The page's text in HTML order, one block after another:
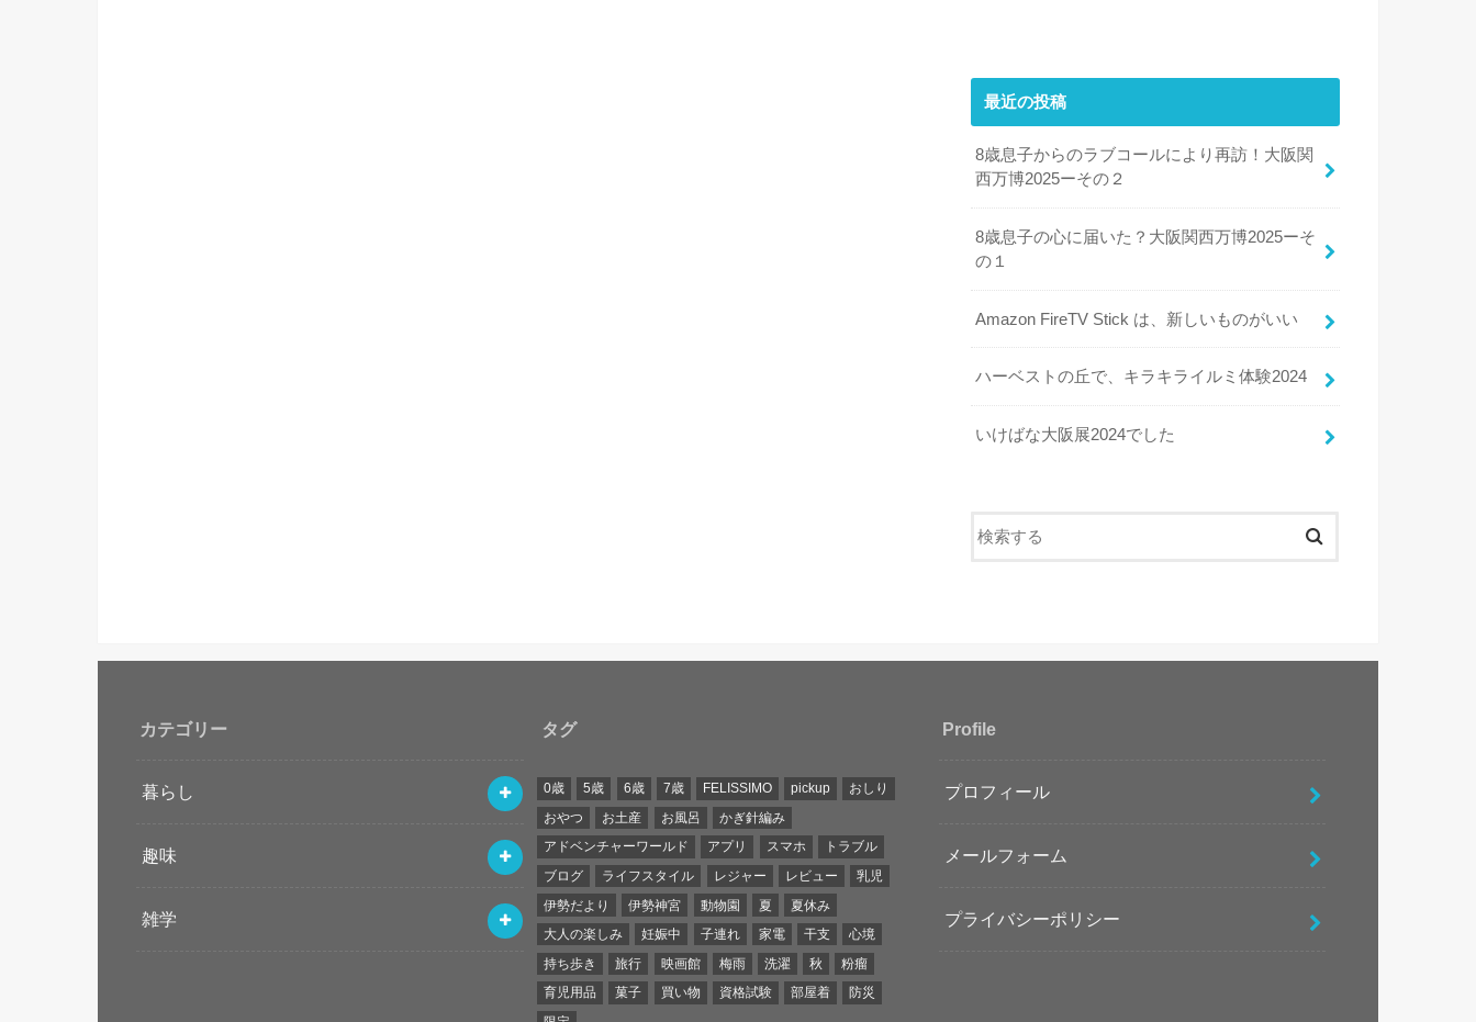
最近の投稿
8歳息子からのラブコールにより再訪！大阪関
西万博2025ーその２
8歳息子の心に届いた？大阪関西万博2025ーそ
の１
Amazon FireTV Stick は、新しいものがいい
ハーベストの丘で、キラキライルミ体験2024
いけばな大阪展2024でした
カテゴリー
暮らし
趣味
雑学
タグ
0歳 5歳 6歳 7歳 FELISSIMO pickup
おしり
おやつ
お土産 お風呂
かぎ針編み
アドベンチャーワールド
アプリ スマホ
トラブル
ブログ
ライフスタイル レジャー レビュー
乳児
伊勢だより
伊勢神宮 動物園 夏
夏休み
大人の楽しみ
妊娠中 子連れ 家電 干支
心境
持ち歩き
旅行 映画館 梅雨 洗濯 秋
粉瘤
育児用品
菓子 買い物 資格試験 部屋着
防災
Profile
プロフィール
メールフォーム
プライバシーポリシー